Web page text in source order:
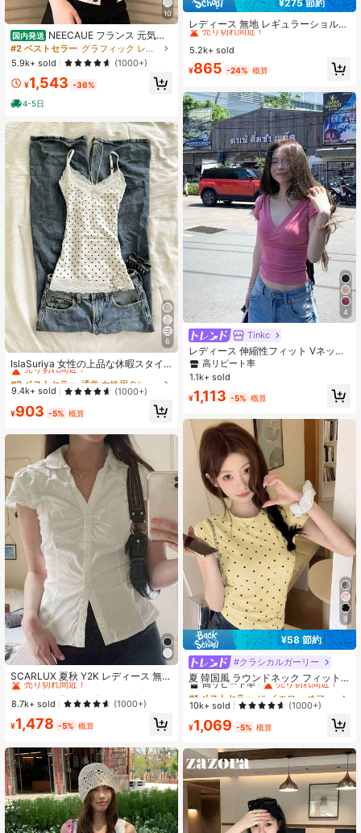
10
国内発送 NEECAUE フランス 元気少
女 ツートンカラー ドット シャツ ス
トラップ 腰をすぼめる ニッチ 半袖
上着
#2 ベストセラー
グラフィック レディーストップス
5.9k+ sold
(1000+)
¥1,543 -36%
4-5日
6
IslaSuriya 女性の上品な休暇スタイ
ル ドット柄 レース切り替え スリム
フィット キャミソールトップ
#2 ベストセラー
売り切れ間近！
#2 ベストセラー
売り切れ間近！
#2 ベストセラー
売り切れ間近！
#2 ベストセラー
通常 女性用タンクトップ&キャミス
売り切れ間近！
9.4k+ sold (1000+)
¥903 -5% 概算
SCARLUX 夏秋 Y2K レディース 無地
ホワイト バックレスリボン 半袖ブラ
ウス スリムフィット トップス 通
学・ストリートウェア向け
#1 ベストセラー
売り切れ間近！
#1 ベストセラー
売り切れ間近！
#1 ベストセラー
売り切れ間近！
#1 ベストセラー
に ポケット ポケット付きオフィスブラウス
売り切れ間近！
8.7k+ sold (1000+)
¥1,478 -5% 概算
¥275 節約
レディース 無地 レギュラーショルダ
ー 半袖Tシャツ ラウンドネック スリ
ムフィット 美シルエット 伸縮性 軽
量 通気性 快適素材 夏用 万能 オール
マッチ トップス
#1 ベストセラー
に ボタン 女性用Tシャツ
売り切れ間近！
#1 ベストセラー
売り切れ間近！
#1 ベストセラー
売り切れ間近！
#1 ベストセラー
5.2k+ sold
¥865 -24% 概算
4
Tinkc
レディース 伸縮性フィット Vネック
半袖Tシャツ カジュアルトップス 夏
ピンク
高リピート率
1.1k+ sold
¥1,113 -5% 概算
9
¥58 節約
#クラシカルガーリー
夏 韓国風 ラウンドネック フィット
カジュアル ドット柄 半袖Tシャツ イ
エロー、エステティック
#1 ベストセラー
に イエロー オフィスデイリートップス
高リピート率
売り切れ間近！
#1 ベストセラー
に イエロー オフィスデイリートップス
高リピート率
売り切れ間近！
#1 ベストセラー
に イエロー オフィスデイリートップス
高リピート率
売り切れ間近！
#1 ベストセラー
に イエロー オフィスデイリートップス
高リピート率
売り切れ間近！
10k+ sold (1000+)
¥1,069 -5% 概算